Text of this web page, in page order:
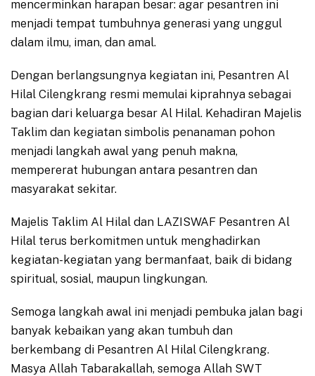
mencerminkan harapan besar: agar pesantren ini
menjadi tempat tumbuhnya generasi yang unggul
dalam ilmu, iman, dan amal.
Dengan berlangsungnya kegiatan ini, Pesantren Al
Hilal Cilengkrang resmi memulai kiprahnya sebagai
bagian dari keluarga besar Al Hilal. Kehadiran Majelis
Taklim dan kegiatan simbolis penanaman pohon
menjadi langkah awal yang penuh makna,
mempererat hubungan antara pesantren dan
masyarakat sekitar.
Majelis Taklim Al Hilal dan LAZISWAF Pesantren Al
Hilal terus berkomitmen untuk menghadirkan
kegiatan-kegiatan yang bermanfaat, baik di bidang
spiritual, sosial, maupun lingkungan.
Semoga langkah awal ini menjadi pembuka jalan bagi
banyak kebaikan yang akan tumbuh dan
berkembang di Pesantren Al Hilal Cilengkrang.
Masya Allah Tabarakallah, semoga Allah SWT